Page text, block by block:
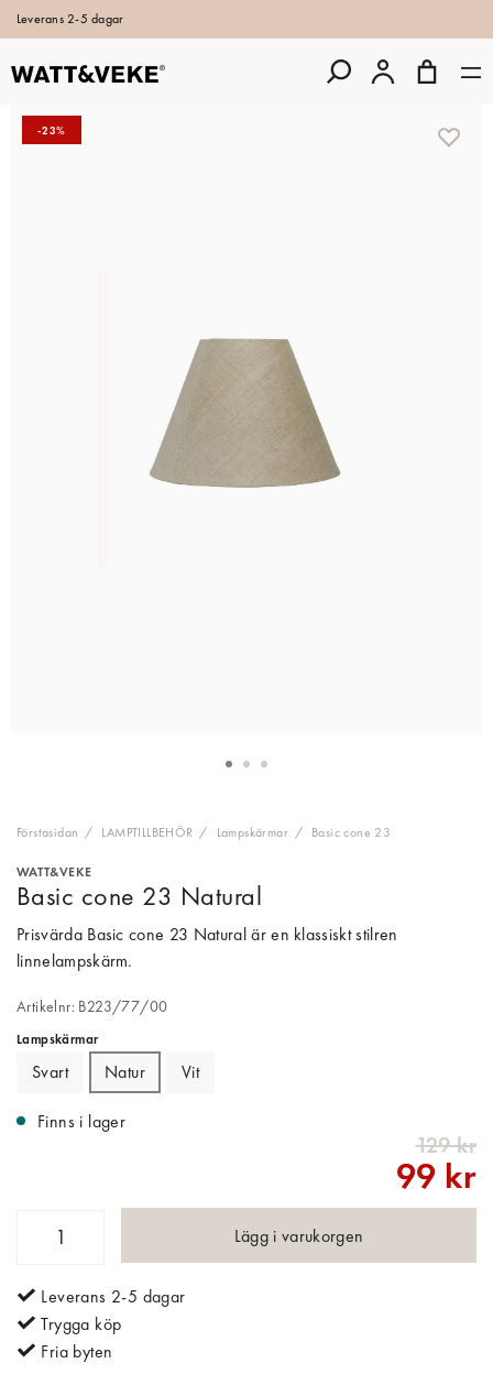
Leverans 2-5 dagar
-23%
Förstasidan LAMPTILLBEHÖR Lampskärmar Basic cone 23
WATT&VEKE
Basic cone 23 Natural
Prisvärda Basic cone 23 Natural är en klassiskt stilren
linnelampskärm.
Artikelnr: B223/77/00
Lampskärmar
Svart Natur Vit
Finns i lager
129 kr
99 kr
Lägg i varukorgen
Leverans 2-5 dagar
Trygga köp
Fria byten